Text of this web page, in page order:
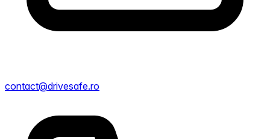
contact@drivesafe.ro